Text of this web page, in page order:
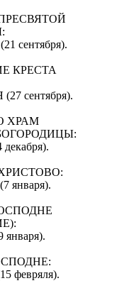
сентября).
КРЕСТА
сентября).
ХРАМ
января).
февряля).